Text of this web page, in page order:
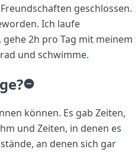
geschlossen.
Ich laufe
2h pro Tag mit meinem
und schwimme.
können. Es gab Zeiten,
und Zeiten, in denen es
an denen sich gar